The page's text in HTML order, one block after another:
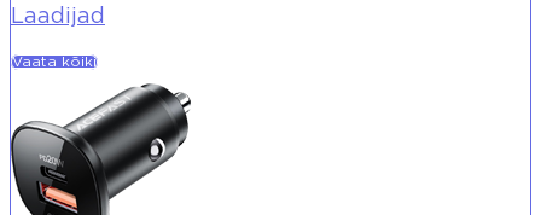
Laadijad
Vaata kõiki